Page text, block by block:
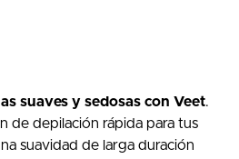
suaves y sedosas con Veet.
de depilación rápida para tus
suavidad de larga duración